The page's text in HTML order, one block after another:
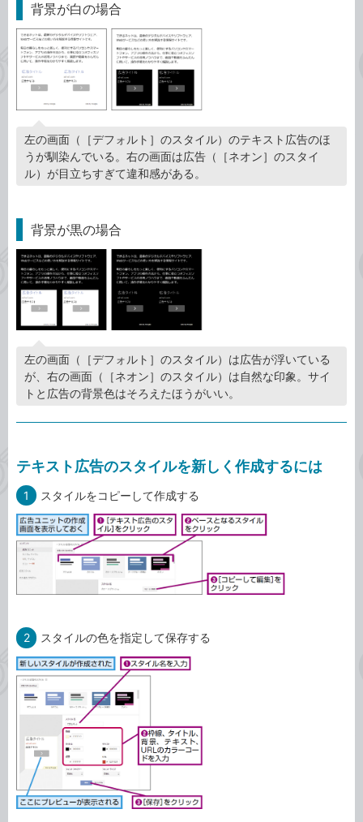
背景が白の場合
左の画面（［デフォルト］のスタイル）のテキスト広告のほ
うが馴染んでいる。右の画面は広告（［ネオン］のスタイ
ル）が目立ちすぎて違和感がある。
背景が黒の場合
左の画面（［デフォルト］のスタイル）は広告が浮いている
が、右の画面（［ネオン］のスタイル）は自然な印象。サイ
トと広告の背景色はそろえたほうがいい。
テキスト広告のスタイルを新しく作成するには
1 スタイルをコピーして作成する
2 スタイルの色を指定して保存する